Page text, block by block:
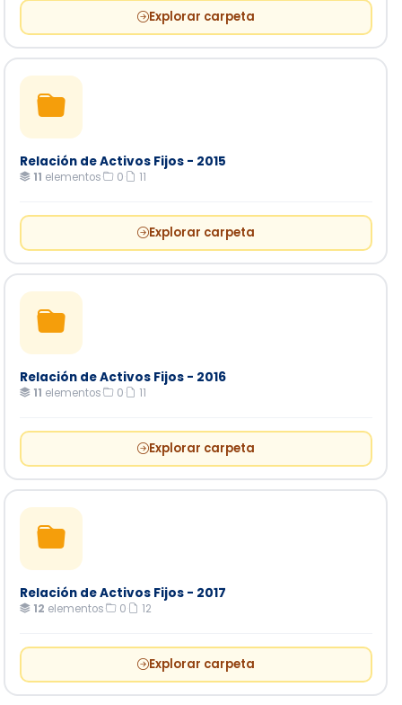
Explorar carpeta
Relación de Activos Fijos - 2015
11 elementos 0 11
Explorar carpeta
Relación de Activos Fijos - 2016
11 elementos 0 11
Explorar carpeta
Relación de Activos Fijos - 2017
12 elementos 0 12
Explorar carpeta